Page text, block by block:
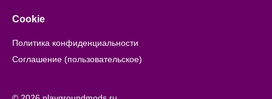
Cookie
Политика конфиденциальности
Соглашение (пользовательское)